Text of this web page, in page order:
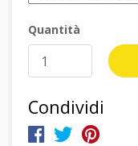
Quantità
Condividi